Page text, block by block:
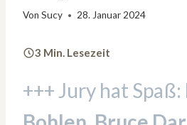
Von Sucy 28. Januar 2024
3 Min. Lesezeit
+++ Jury hat Spaß: